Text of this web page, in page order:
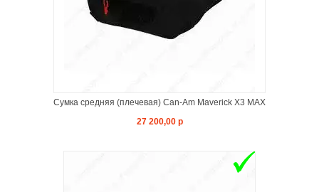
Сумка средняя (плечевая) Can-Am Maverick X3 MAX
27 200,00 р